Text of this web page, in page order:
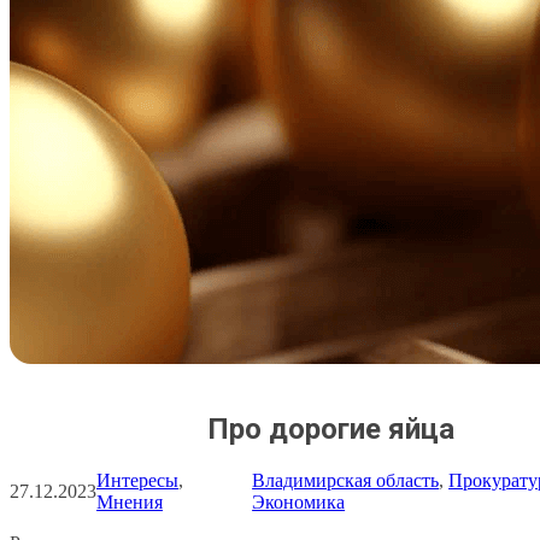
Про дорогие яйца
27.12.2023
Интересы
Мнения
Владимирская область,
Экономика